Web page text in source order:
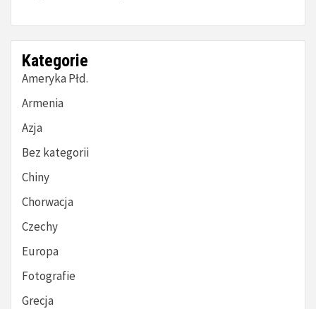
Kategorie
Ameryka Płd.
Armenia
Azja
Bez kategorii
Chiny
Chorwacja
Czechy
Europa
Fotografie
Grecja